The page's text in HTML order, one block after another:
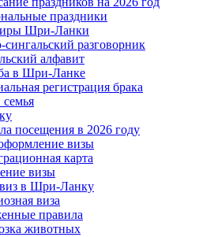
праздники
Шри-Ланки
сингальский разговорник
алфавит
в Шри-Ланке
регистрация брака
семья
посещения в 2026 году
визы
карта
визы
в Шри-Ланку
виза
правила
животных